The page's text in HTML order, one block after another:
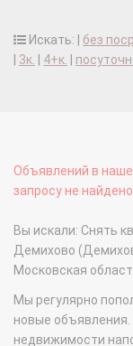
Искать: | без
3к. 4+к.
Объявлений в
запросу не
Вы искали: Снять
Демихово
Московская
Мы регулярно
новые
недвижимости